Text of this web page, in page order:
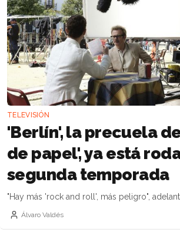
TELEVISIÓN
'Berlín', la precuela
de papel', ya está
segunda temporada
"Hay más 'rock and roll', más peligro",
Álvaro Valdés